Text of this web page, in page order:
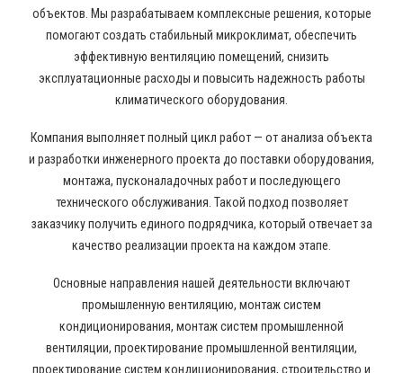
объектов. Мы разрабатываем комплексные решения, которые
помогают создать стабильный микроклимат, обеспечить
эффективную вентиляцию помещений, снизить
эксплуатационные расходы и повысить надежность работы
климатического оборудования.
Компания выполняет полный цикл работ — от анализа объекта
и разработки инженерного проекта до поставки оборудования,
монтажа, пусконаладочных работ и последующего
технического обслуживания. Такой подход позволяет
заказчику получить единого подрядчика, который отвечает за
качество реализации проекта на каждом этапе.
Основные направления нашей деятельности включают
промышленную вентиляцию, монтаж систем
кондиционирования, монтаж систем промышленной
вентиляции, проектирование промышленной вентиляции,
проектирование систем кондиционирования, строительство и